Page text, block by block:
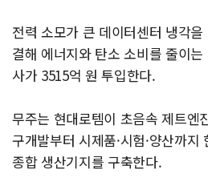
전력 소모가 큰 데이터센터 냉각
결해 에너지와 탄소 소비를 줄이
사가 3515억 원 투입한다.
무주는 현대로템이 초음속 제트엔
구개발부터 시제품·시험·양산까지
종합 생산기지를 구축한다.